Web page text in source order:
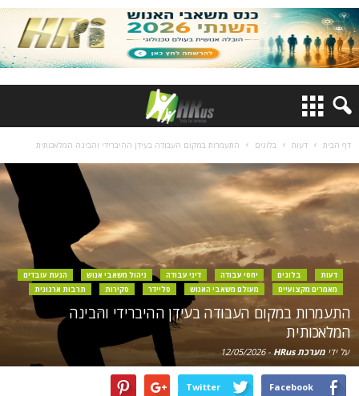
דף הבית דעות בלוגים התעמרות במקום העבודה בעידן ההיברידי והבינה המלאכותית
דעות בלוגים יחסי עבודה דיני עבודה ניהול משאבי אנוש
הנעת עובדים
מאמרים מקצועיים
מעולם משאבי האנוש סליידר סקירות תרבות ארגונית
התעמרות במקום העבודה בעידן ההיברידי והבינה
המלאכותית
על ידי מערכת HRus -
12/05/2026
Facebook
Twitter